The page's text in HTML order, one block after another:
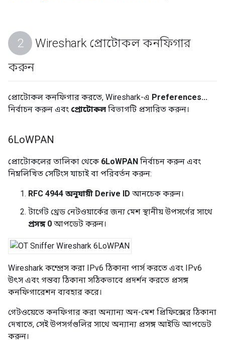
Wireshark প্রোটোকল কনফিগার
করুন
প্রোটোকল কনফিগার করতে, Wireshark-এ Preferences...
নির্বাচন করুন এবং প্রোটোকল বিভাগটি প্রসারিত করুন।
6LoWPAN
প্রোটোকলের তালিকা থেকে 6LoWPAN নির্বাচন করুন এবং
নিম্নলিখিত সেটিংস যাচাই বা পরিবর্তন করুন:
RFC 4944 অনুযায়ী Derive ID আনচেক করুন।
টার্গেট থ্রেড নেটওয়ার্কের জন্য মেশ স্থানীয় উপসর্গের সাথে
প্রসঙ্গ 0 আপডেট করুন।
Wireshark কম্প্রেস করা IPv6 ঠিকানা পার্স করতে এবং IPv6
উৎস এবং গন্তব্য ঠিকানা সঠিকভাবে প্রদর্শন করতে প্রসঙ্গ
কনফিগারেশন ব্যবহার করে।
গেটওয়েতে কনফিগার করা অন্যান্য অন-মেশ প্রিফিক্সের ঠিকানা
দেখাতে, সেই উপসর্গগুলির সাথে অন্যান্য প্রসঙ্গ আইডি আপডেট
করুন।